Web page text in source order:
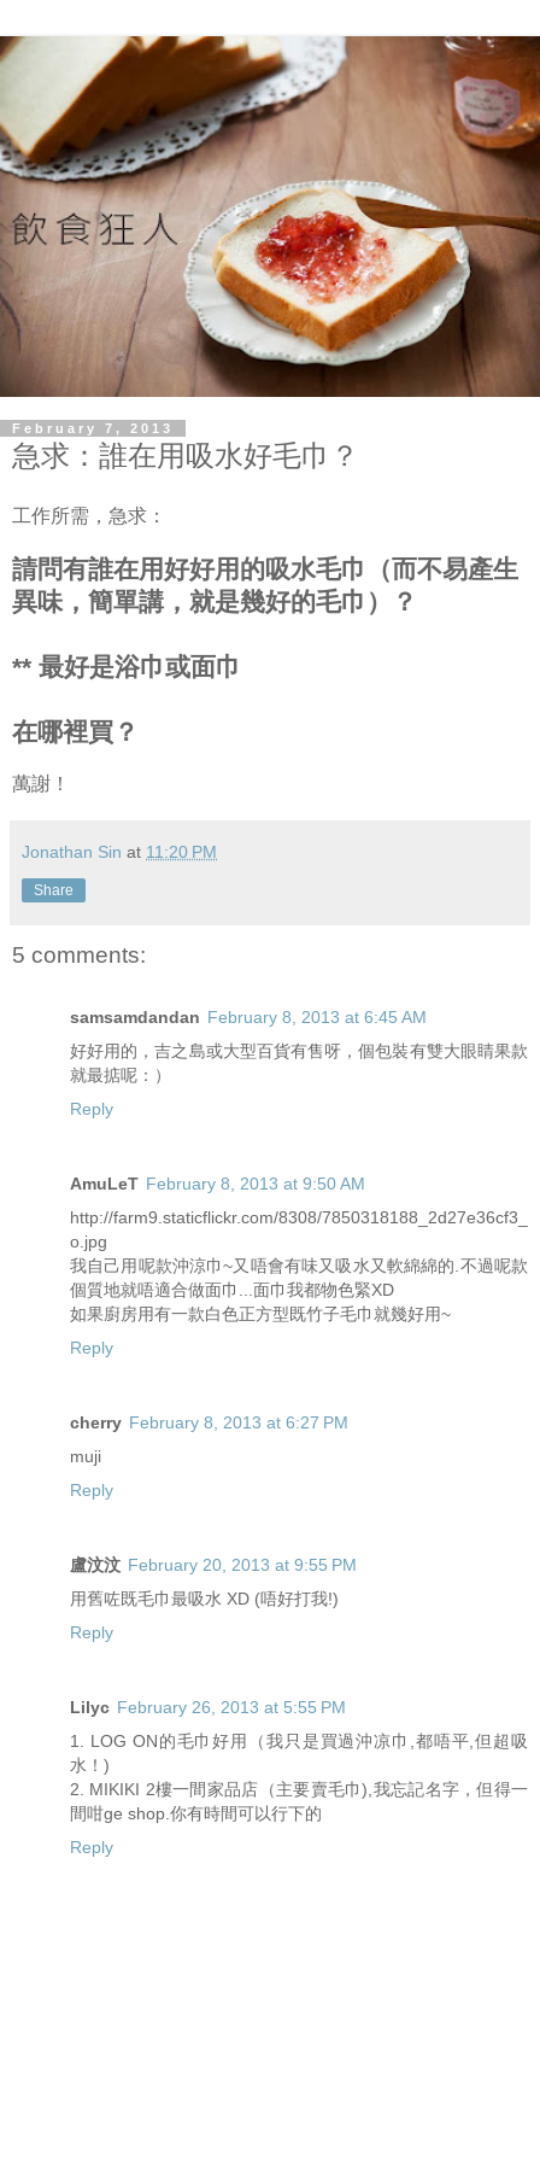
February 7, 2013
急求：誰在用吸水好毛巾？
工作所需，急求：
請問有誰在用好好用的吸水毛巾（而不易產生
異味，簡單講，就是幾好的毛巾）？
** 最好是浴巾或面巾
在哪裡買？
萬謝！
Jonathan Sin at 11:20 PM
Share
5 comments:
samsamdandan February 8, 2013 at 6:45 AM
好好用的，吉之島或大型百貨有售呀，個包裝有雙大眼睛果款
就最掂呢：）
Reply
AmuLeT February 8, 2013 at 9:50 AM
http://farm9.staticflickr.com/8308/7850318188_2d27e36cf3_
o.jpg
我自己用呢款沖涼巾~又唔會有味又吸水又軟綿綿的.不過呢款
個質地就唔適合做面巾...面巾我都物色緊XD
如果廚房用有一款白色正方型既竹子毛巾就幾好用~
Reply
cherry February 8, 2013 at 6:27 PM
muji
Reply
盧汶汶 February 20, 2013 at 9:55 PM
用舊咗既毛巾最吸水 XD (唔好打我!)
Reply
Lilyc February 26, 2013 at 5:55 PM
1. LOG ON的毛巾好用（我只是買過沖凉巾,都唔平,但超吸
水！)
2. MIKIKI 2樓一間家品店（主要賣毛巾),我忘記名字，但得一
間咁ge shop.你有時間可以行下的
Reply